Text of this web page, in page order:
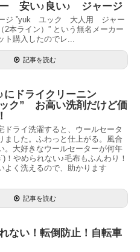
ー 安い♪良い♪ ジャージ
ージ ”yuk ユック 大人用 ジャー
本ライン）” という無名メーカー
ト購入したのでレ...
記事を読む
にドライクリーニン
ク” お高い洗剤だけど価
ドライ洗濯すると、ウールセータ
ました。ふわっと仕上がる。風合
。大好きなウールセーターが何年
！やめられない♪毛布もふんわり！
よく洗えるので、助かります
記事を読む
ない！転倒防止！自転車